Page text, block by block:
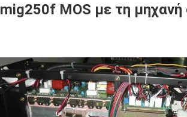
mig250f MOS με τη μηχανή